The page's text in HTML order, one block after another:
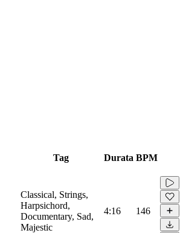
Tag Durata BPM
Classical, Strings,
Harpsichord,
Documentary, Sad,
Majestic
4:16 146